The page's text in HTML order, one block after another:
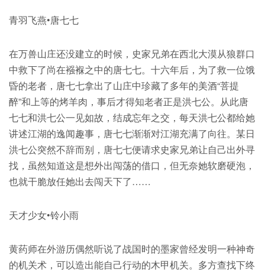
青羽飞燕•唐七七
在万兽山庄还没建立的时候，史家兄弟在西北大漠从狼群口
中救下了尚在襁褓之中的唐七七。十六年后，为了救一位饿
昏的老者，唐七七拿出了山庄中珍藏了多年的美酒“菩提
醉”和上等的烤羊肉，事后才得知老者正是洪七公。从此唐
七七和洪七公一见如故，结成忘年之交，每天洪七公都给她
讲述江湖的逸闻趣事，唐七七渐渐对江湖充满了向往。某日
洪七公突然不辞而别，唐七七便请求史家兄弟让自己出外寻
找，虽然知道这是想外出闯荡的借口，但无奈她软磨硬泡，
也就干脆放任她出去闯天下了……
天才少女•铃小雨
黄药师在外游历偶然听说了战国时的墨家曾经发明一种神奇
的机关术，可以造出能自己行动的木甲机关。多方查找下终